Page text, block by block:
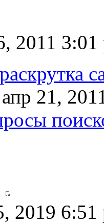
2011 3:01
21,
2019 6:51